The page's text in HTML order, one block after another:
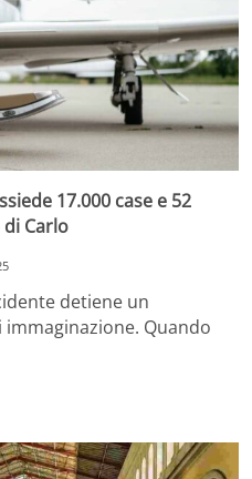
17.000 case e 52
Carlo
detiene un
Quando